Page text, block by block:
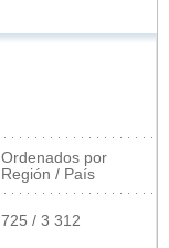
Ordenados por
Región / País
725 / 3 312